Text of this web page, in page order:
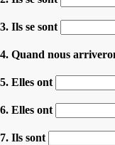
3. Ils se sont
4. Quand nous
5. Elles ont
6. Elles ont
7. Ils sont